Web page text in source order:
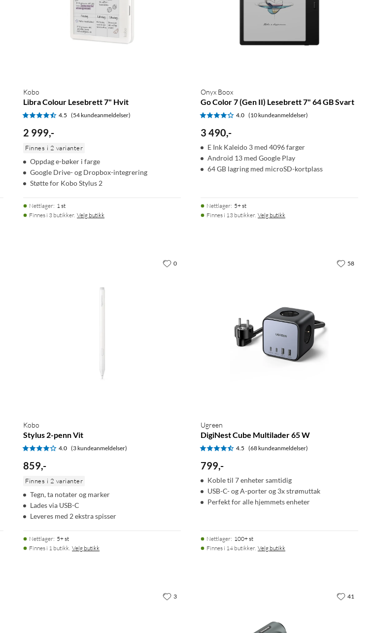
Kobo
Libra Colour Lesebrett 7" Hvit
4.5 (54 kundeanmeldelser)
2 999,-
Finnes i 2 varianter
Oppdag e-bøker i farge
Google Drive- og Dropbox-integrering
Støtte for Kobo Stylus 2
Nettlager: 1 st
Finnes i 3 butikker. Velg butikk
Onyx Boox
Go Color 7 (Gen II) Lesebrett 7" 64 GB Svart
4.0 (10 kundeanmeldelser)
3 490,-
E Ink Kaleido 3 med 4096 farger
Android 13 med Google Play
64 GB lagring med microSD-kortplass
Nettlager: 5+ st
Finnes i 13 butikker. Velg butikk
Kobo
Stylus 2-penn Vit
4.0 (3 kundeanmeldelser)
859,-
Finnes i 2 varianter
Tegn, ta notater og marker
Lades via USB-C
Leveres med 2 ekstra spisser
Nettlager: 5+ st
Finnes i 1 butikk. Velg butikk
0
Ugreen
DigiNest Cube Multilader 65 W
4.5 (68 kundeanmeldelser)
799,-
Koble til 7 enheter samtidig
USB-C- og A-porter og 3x strømuttak
Perfekt for alle hjemmets enheter
Nettlager: 100+ st
Finnes i 14 butikker. Velg butikk
58
3 41